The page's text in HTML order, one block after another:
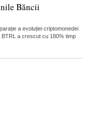
Băncii
a evoluției criptomonedei
BTRL a crescut cu 180% timp